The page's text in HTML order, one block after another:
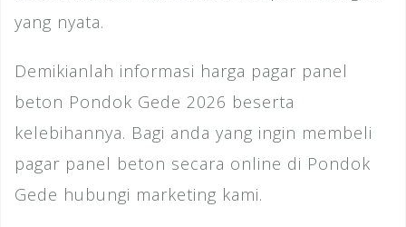
yang nyata.
Demikianlah informasi harga pagar panel
beton Pondok Gede 2026 beserta
kelebihannya. Bagi anda yang ingin membeli
pagar panel beton secara online di Pondok
Gede hubungi marketing kami.